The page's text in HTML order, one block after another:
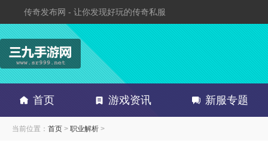
传奇发布网 - 让你发现好玩的传奇私服
首页 游戏资讯 新服专题
当前位置： 首页 > 职业解析 >